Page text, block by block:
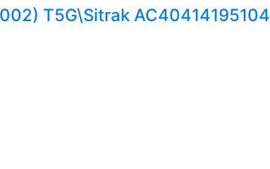
T5G\Sitrak AC40414195104